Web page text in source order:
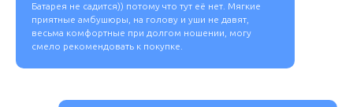
Батарея не садится)) потому что тут её нет. Мягкие
приятные амбушюры, на голову и уши не давят,
весьма комфортные при долгом ношении, могу
смело рекомендовать к покупке.